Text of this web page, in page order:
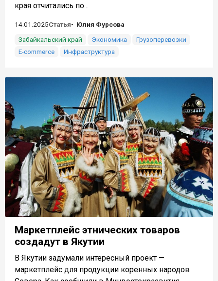
края отчитались по...
14.01.2025Статья
Юлия Фурсова
Забайкальский край
Экономика
Грузоперевозки
E-commerce
Инфраструктура
Маркетплейс этнических товаров
создадут в Якутии
В Якутии задумали интересный проект —
маркетплейс для продукции коренных народов